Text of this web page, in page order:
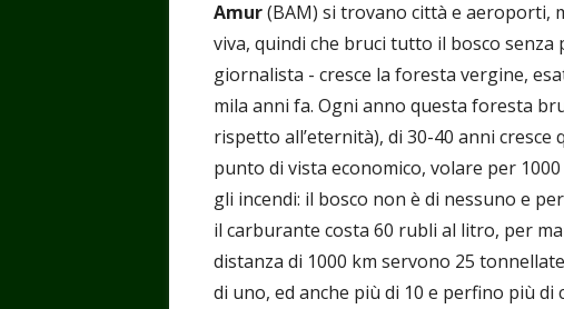
Amur(BAM) si trovano città e aeroporti,
viva, quindi che bruci tutto il bosco senza
giornalista - cresce la foresta vergine,
mila anni fa. Ogni anno questa foresta
rispetto all’eternità), di 30-40 anni
punto di vista economico, volare per
gli incendi: il bosco non è di nessuno e
il carburante costa 60 rubli al litro, per
distanza di 1000 km servono 25
di uno, ed anche più di 10 e perfino più di